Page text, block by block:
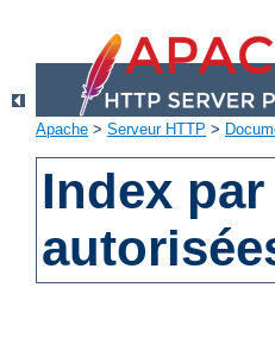
Apache > Serveur HTTP >
Index